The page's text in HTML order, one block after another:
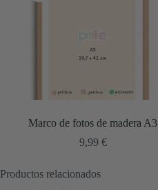
Marco de fotos de madera A3
9,99 €
Productos relacionados